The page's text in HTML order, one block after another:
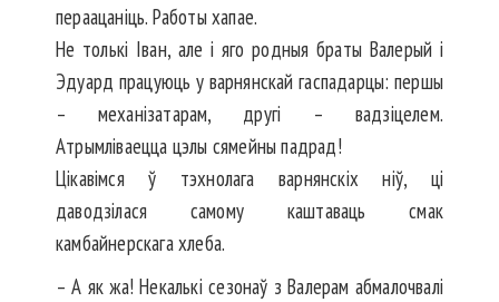
пераацаніць. Работы хапае.
Не толькі Іван, але і яго родныя браты Валерый і
Эдуард працуюць у варнянскай гаспадарцы: першы
– механізатарам, другі – вадзіцелем.
Атрымліваецца цэлы сямейны падрад!
Цікавімся ў тэхнолага вар­нянскіх ніў, ці
даводзілася самому каштаваць смак
камбайнерскага хлеба.
– А як жа! Некалькі сезонаў з Валерам абмалочвалі